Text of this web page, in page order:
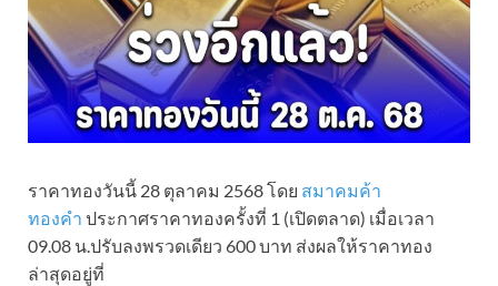
ราคาทองวันนี้ 28 ตุลาคม 2568 โดย สมาคมค้า
ทองคำ ประกาศราคาทองครั้งที่ 1 (เปิดตลาด) เมื่อเวลา
09.08 น.ปรับลงพรวดเดียว 600 บาท ส่งผลให้ราคาทอง
ล่าสุดอยู่ที่